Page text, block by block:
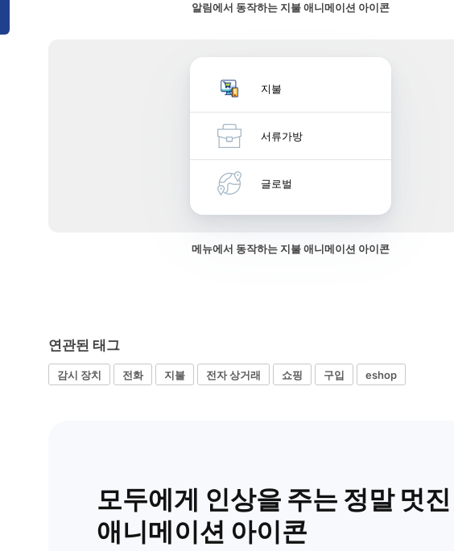
알림에서 동작하는 지불 애니메이션 아이콘
지불
서류가방
글로벌
메뉴에서 동작하는 지불 애니메이션 아이콘
연관된 태그
감시 장치 전화 지불 전자 상거래 쇼핑 구입 eshop
모두에게 인상을 주는 정말 멋진
애니메이션 아이콘